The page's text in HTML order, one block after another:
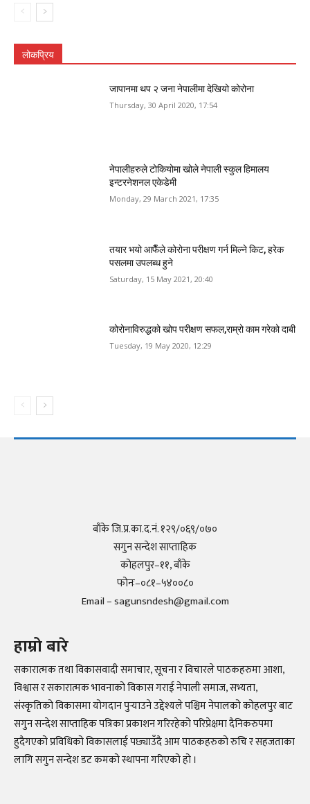
लोकप्रिय
जापानमा थप २ जना नेपालीमा देखियो कोरोना
Thursday, 30 April 2020, 17:54
नेपालीहरुले टोकियोमा खोले नेपाली स्कुल हिमालय
इन्टरनेशनल एकेडेमी
Monday, 29 March 2021, 17:35
तयार भयो आफैँले कोरोना परीक्षण गर्न मिल्ने किट, हरेक
पसलमा उपलब्ध हुने
Saturday, 15 May 2021, 20:40
कोरोनाविरुद्धको खोप परीक्षण सफल,राम्रो काम गरेको दाबी
Tuesday, 19 May 2020, 12:29
बाँके जि.प्र.का.द.नं. १२९/०६९/०७०
सगुन सन्देश साप्ताहिक
कोहलपुर–११, बाँके
फोनः–०८१–५४००८०
Email – sagunsndesh@gmail.com
हाम्रो बारे
सकारात्मक तथा विकासवादी समाचार, सूचना र विचारले पाठकहरुमा आशा,
विश्वास र सकारात्मक भावनाको विकास गराई नेपाली समाज, सभ्यता,
संस्कृतिको विकासमा योगदान पुर्‍याउने उद्देश्यले पश्चिम नेपालको कोहलपुर बाट
सगुन सन्देश साप्ताहिक पत्रिका प्रकाशन गरिरहेको परिप्रेक्षमा दैनिकरुपमा
हुदैगएको प्रविधिको विकासलाई पछ्याउँदै आम पाठकहरुको रुचि र सहजताका
लागि सगुन सन्देश डट कमको स्थापना गरिएको हो ।